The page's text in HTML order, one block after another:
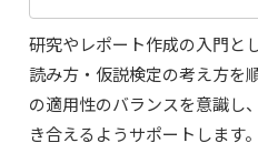
研究やレポート作成の入門と
読み方・仮説検定の考え方を
の適用性のバランスを意識し
き合えるようサポートします